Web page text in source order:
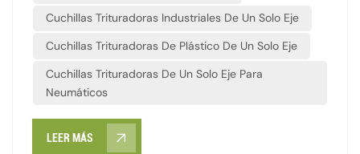
energético relativamente bajo: gracias a su diseño de
carga durante su funcionamiento y una alta eficiencia
energética.
Cuchillas Trituradoras Industriales De Un Solo Eje
Cuchillas Trituradoras De Plástico De Un Solo Eje
Cuchillas Trituradoras De Un Solo Eje Para
Neumáticos
LEER MÁS